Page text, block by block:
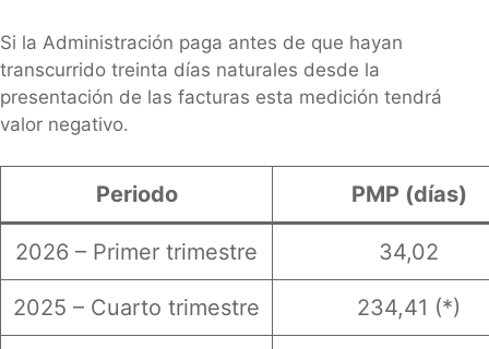
Si la Administración paga antes de que hayan
transcurrido treinta días naturales desde la
presentación de las facturas esta medición tendrá
valor negativo.
Periodo PMP (días)
2026 – Primer trimestre 34,02
2025 – Cuarto trimestre 234,41 (*)